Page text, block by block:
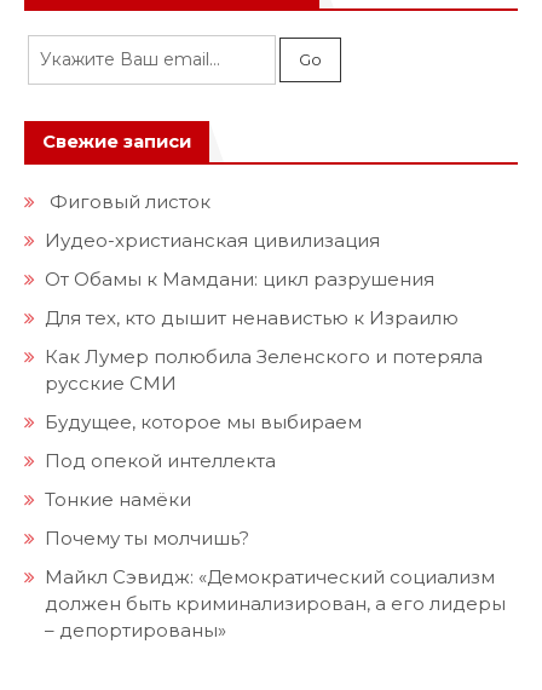
Свежие записи
Фиговый листок
Иудео-христианская цивилизация
От Обамы к Мамдани: цикл разрушения
Для тех, кто дышит ненавистью к Израилю
Как Лумер полюбила Зеленского и потеряла
русские СМИ
Будущее, которое мы выбираем
Под опекой интеллекта
Тонкие намёки
Почему ты молчишь?
Майкл Сэвидж: «Демократический социализм
должен быть криминализирован, а его лидеры
– депортированы»